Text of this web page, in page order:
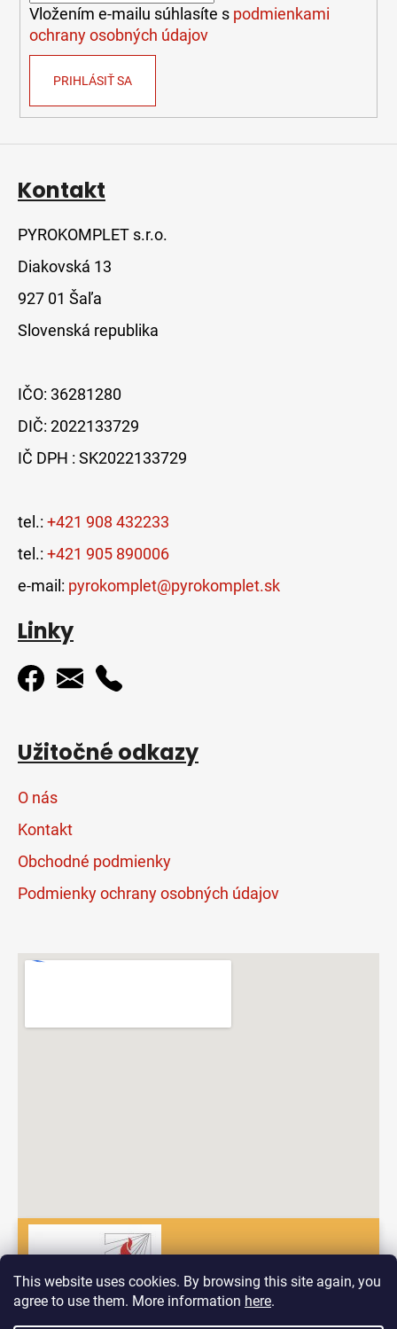
This website uses cookies. By browsing this site again, you
agree to use them. More information here.
k
y
i
u
Vložením e-mailu súhlasíte s podmienkami
ochrany osobných údajov
PRIHLÁSIŤ SA
Kontakt
PYROKOMPLET s.r.o.
Diakovská 13
927 01 Šaľa
Slovenská republika
IČO: 36281280
DIČ: 2022133729
IČ DPH : SK2022133729
tel.: +421 908 432233
tel.: +421 905 890006
e-mail: pyrokomplet@pyrokomplet.sk
Linky
Užitočné odkazy
O nás
Kontakt
Obchodné podmienky
Podmienky ochrany osobných údajov